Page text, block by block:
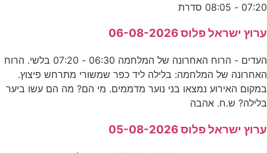
07:20 - 08:05 סדרת
ערוץ ישראל פלוס 06-08-2026
העדים - הרוח האחרונה של המלחמה 06:30 - 07:20 בלשי. הרוח
האחרונה של המלחמה: בלילה ליד כפר שמשורי מתרחש פיצוץ.
במקום האירוע נמצאו בני נוער מדממים. מי הם? מה הם עשו ביער
בלילה? ש.ח. אהבה
ערוץ ישראל פלוס 05-08-2026